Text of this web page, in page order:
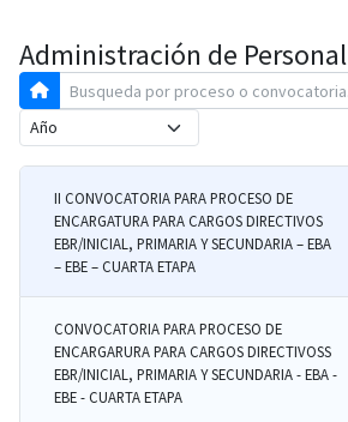
Administración de Personal
II CONVOCATORIA PARA PROCESO DE
ENCARGATURA PARA CARGOS DIRECTIVOS
EBR/INICIAL, PRIMARIA Y SECUNDARIA – EBA
– EBE – CUARTA ETAPA
CONVOCATORIA PARA PROCESO DE
ENCARGARURA PARA CARGOS DIRECTIVOSS
EBR/INICIAL, PRIMARIA Y SECUNDARIA - EBA -
EBE - CUARTA ETAPA